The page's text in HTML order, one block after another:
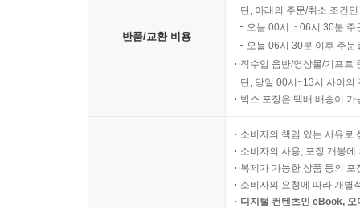
반품/교환 비용
단, 아래의 주문/취소 조건
오늘 00시 ~ 06시 30분
오늘 06시 30분 이후 주
직수입 음반/영상물/기프트
단, 당일 00시~13시 사이의
박스 포장은 택배 배송이
소비자의 책임 있는 사유로
소비자의 사용, 포장 개봉
복제가 가능한 상품 등의
소비자의 요청에 따라 개별
디지털 컨텐츠인 eBook,